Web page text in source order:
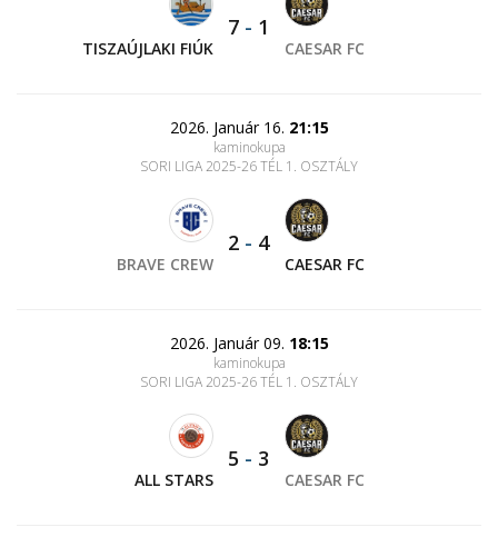
TISZAÚJLAKI FIÚK
7 - 1
CAESAR FC
2026. Január 16. 21:15
kaminokupa
SORI LIGA 2025-26 TÉL 1. OSZTÁLY
BRAVE CREW
2 - 4
CAESAR FC
2026. Január 09. 18:15
kaminokupa
SORI LIGA 2025-26 TÉL 1. OSZTÁLY
ALL STARS
5 - 3
CAESAR FC